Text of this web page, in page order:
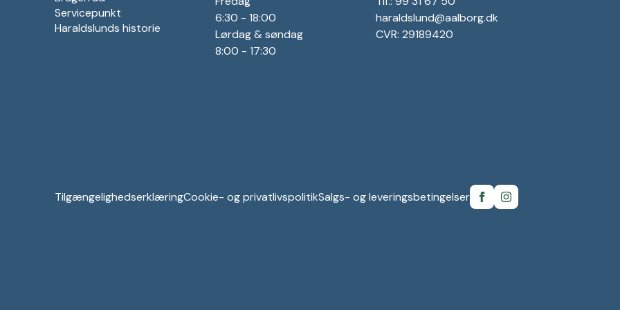
Servicepunkt
Haraldslunds historie
6:30 - 18:00
Lørdag & søndag
8:00 - 17:30
haraldslund@aalborg.dk
CVR: 29189420
TilgængelighedserklæringCookie- og privatlivspolitikSalgs- og leveringsbetingelser